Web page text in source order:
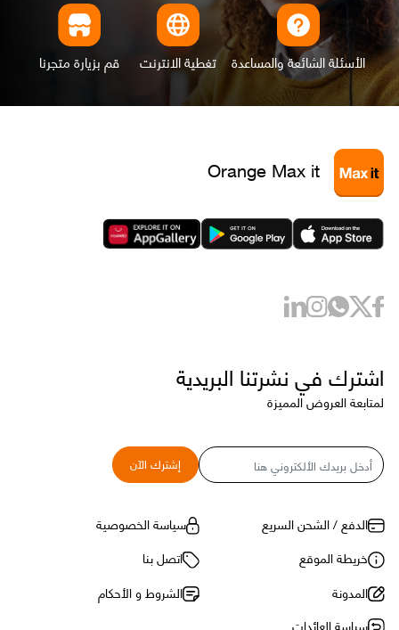
الأسئلة الشائعة والمساعدة تغطية الانترنت قم بزيارة متجرنا
Orange Max it
اشترك في نشرتنا البريدية
لمتابعة العروض المميزة
البريد
الإلكتروني
إشترك الآن
الدفع / الشحن السريع
سياسة الخصوصية
خريطة الموقع
اتصل بنا
المدونة
الشروط و الأحكام
سياسة العائدات